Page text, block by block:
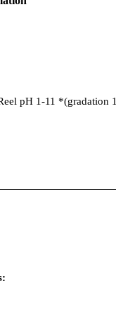
pH 1-11 *(gradation